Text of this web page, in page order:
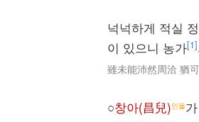
넉넉하게 적실
이 있으니 농가[1]
雖未能沛然周洽 猶
○창아(昌兒)인물가